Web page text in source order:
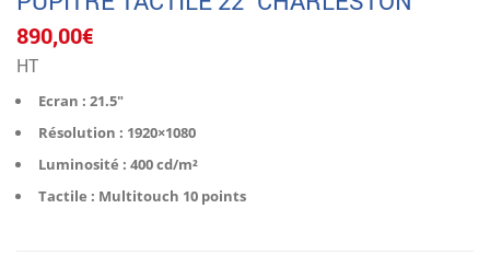
890,00€
HT
Ecran : 21.5″
Résolution : 1920×1080
Luminosité : 400 cd/m²
Tactile : Multitouch 10 points